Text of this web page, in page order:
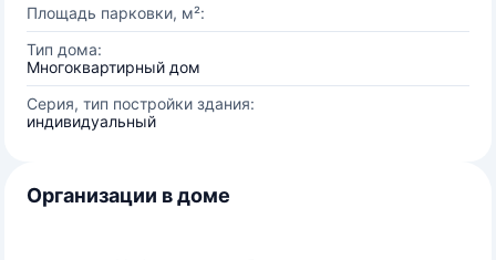
Площадь парковки, м²:
Тип дома:
Многоквартирный дом
Серия, тип постройки здания:
индивидуальный
Организации в доме